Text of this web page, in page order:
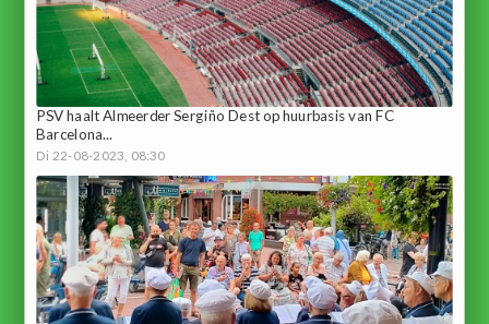
PSV haalt Almeerder Sergiño Dest op huurbasis van FC
Barcelona...
Di 22-08-2023, 08:30